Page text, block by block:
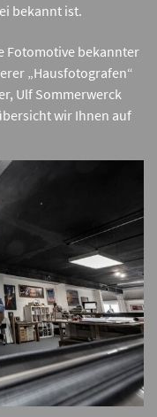
bekannt ist.
Fotomotive bekannter
„Hausfotografen“
Ulf Sommerwerck
wir Ihnen auf